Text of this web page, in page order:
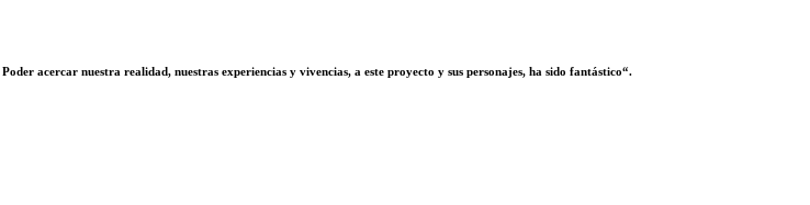
acercar nuestra realidad, nuestras experiencias y vivencias, a este proyecto y sus personajes, ha sido fantástico“.